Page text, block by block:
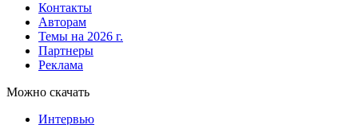
Контакты
Авторам
Темы на 2026 г.
Партнеры
Реклама
Можно скачать
Интервью